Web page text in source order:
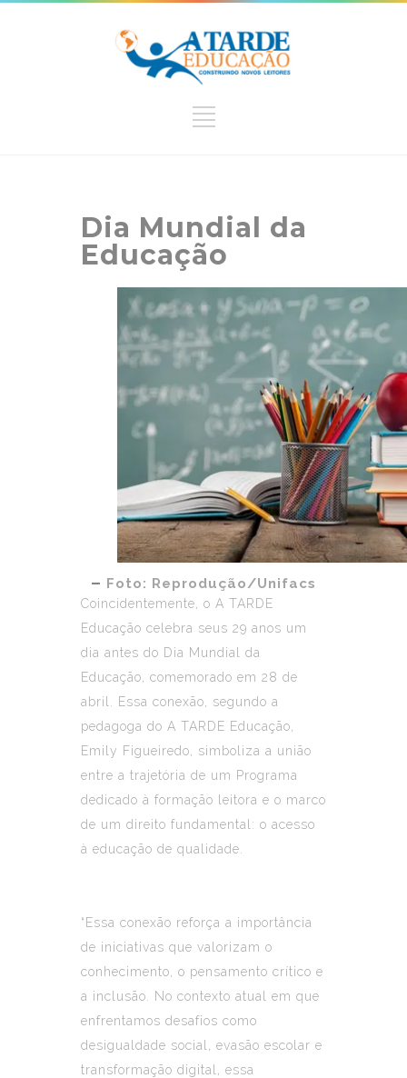
Dia Mundial da
Educação
– Foto: Reprodução/Unifacs
Coincidentemente, o A TARDE
Educação celebra seus 29 anos um
dia antes do Dia Mundial da
Educação, comemorado em 28 de
abril. Essa conexão, segundo a
pedagoga do A TARDE Educação,
Emily Figueiredo, simboliza a união
entre a trajetória de um Programa
dedicado à formação leitora e o marco
de um direito fundamental: o acesso
à educação de qualidade.
“Essa conexão reforça a importância
de iniciativas que valorizam o
conhecimento, o pensamento crítico e
a inclusão. No contexto atual em que
enfrentamos desafios como
desigualdade social, evasão escolar e
transformação digital, essa